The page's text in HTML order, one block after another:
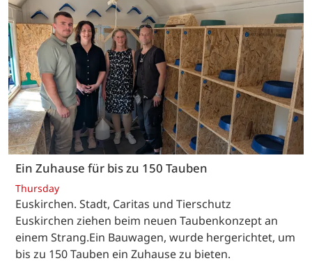
Ein Zuhause für bis zu 150 Tauben
Thursday
Euskirchen. Stadt, Caritas und Tierschutz
Euskirchen ziehen beim neuen Taubenkonzept an
einem Strang.Ein Bauwagen, wurde hergerichtet, um
bis zu 150 Tauben ein Zuhause zu bieten.